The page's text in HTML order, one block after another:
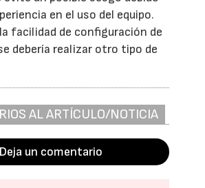
en el uso del equipo.
facilidad de configuración de
debería realizar otro tipo de
AL ARTÍCULO/NOTICIA
Deja un comentario